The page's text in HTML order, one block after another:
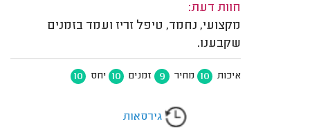
חוות דעת:
מקצועי, נחמד, טיפל זריז ועמד בזמנים
שקבענו.
איכות 10 מחיר 9 זמנים 10 יחס 10
גירסאות